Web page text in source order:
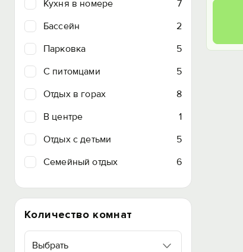
Кухня в номере
7
Бассейн
2
Парковка
5
C питомцами
5
Отдых в горах
8
В центре
1
Отдых с детьми
5
Семейный отдых
6
Количество комнат
Выбрать